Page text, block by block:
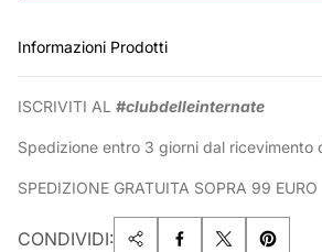
Informazioni Prodotti
ISCRIVITI AL #clubdelleinternate
Spedizione entro 3 giorni dal ricevimento
SPEDIZIONE GRATUITA SOPRA 99 EURO
CONDIVIDI: